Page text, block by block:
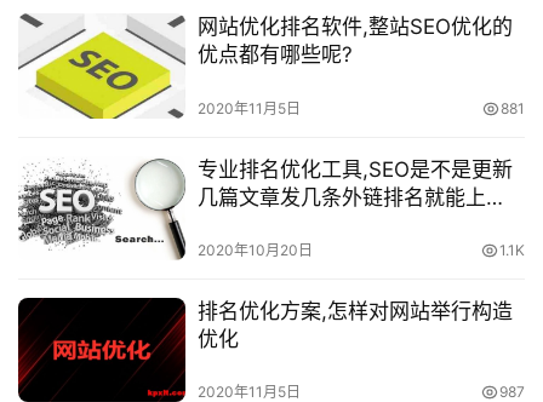
网站优化排名软件,整站SEO优化的
优点都有哪些呢?
2020年11月5日 881
专业排名优化工具,SEO是不是更新
几篇文章发几条外链排名就能上
2020年10月20日 1.1K
排名优化方案,怎样对网站举行构造
优化
2020年11月5日 987